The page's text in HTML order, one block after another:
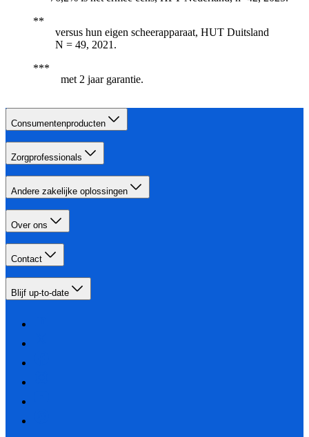
versus hun eigen scheerapparaat, HUT Duitsland
N = 49, 2021.
met 2 jaar garantie.
Consumentenproducten
Zorgprofessionals
Andere zakelijke oplossingen
Over ons
Contact
Blijf up-to-date